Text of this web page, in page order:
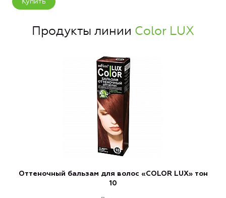
Продукты линии Color LUX
Оттеночный бальзам для волос «COLOR LUX» тон
10